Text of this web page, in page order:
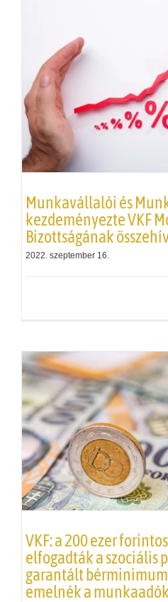
Munkavállalói és
kezdeményezteVKF
Bizottságának
2022. szeptember 16.
VKF: a 200 ezer
elfogadták a szociális
garantált
emelnék a munkaadók